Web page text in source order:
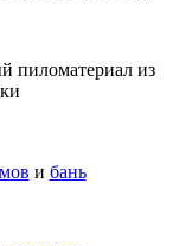
пиломатериал из
и бань